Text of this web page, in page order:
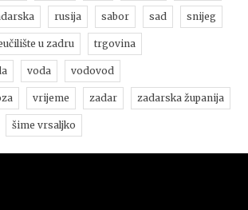
rusija sabor sad snijeg
u zadru trgovina
voda vodovod
vrijeme zadar zadarska županija
šime vrsaljko